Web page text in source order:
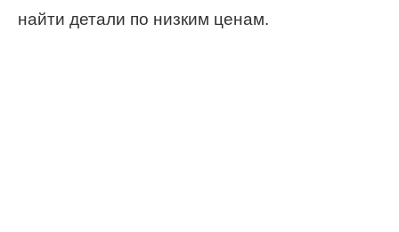
найти детали по низким ценам.